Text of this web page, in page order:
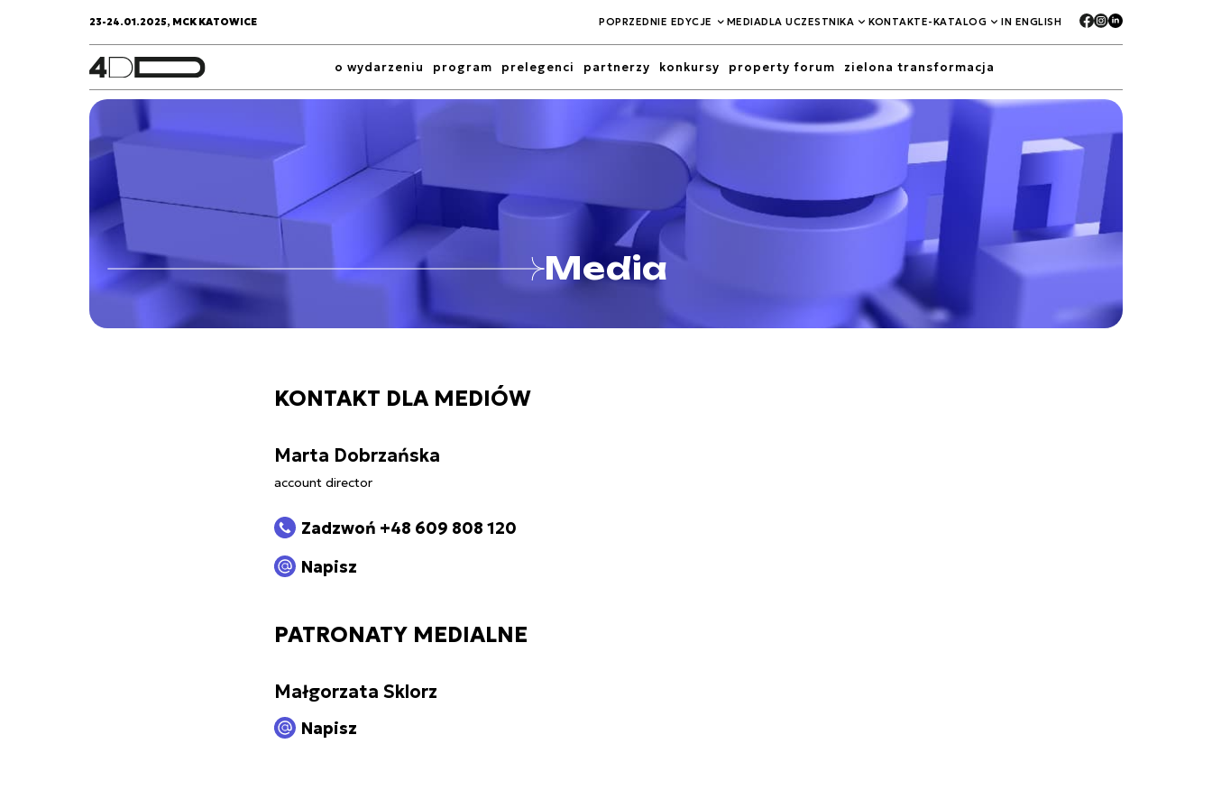
23-24.01.2025, MCK KATOWICE POPRZEDNIE EDYCJE MEDIADLA UCZESTNIKA KONTAKTE-KATALOG IN ENGLISH
o wydarzeniu program prelegenci partnerzy konkursy property forum zielona transformacja
Media
KONTAKT DLA MEDIÓW
Marta Dobrzańska
account director
Zadzwoń +48 609 808 120
Napisz
PATRONATY MEDIALNE
Małgorzata Sklorz
Napisz